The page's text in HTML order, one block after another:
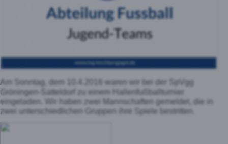
Am Sonntag, dem 10.4.2016 waren wir bei der SpVgg
Gröningen-Satteldorf zu einem Hallenfußballturnier
eingeladen. Wir haben zwei Mannschaften gemeldet, die in
zwei unterschiedlichen Gruppen ihre Spiele bestritten.